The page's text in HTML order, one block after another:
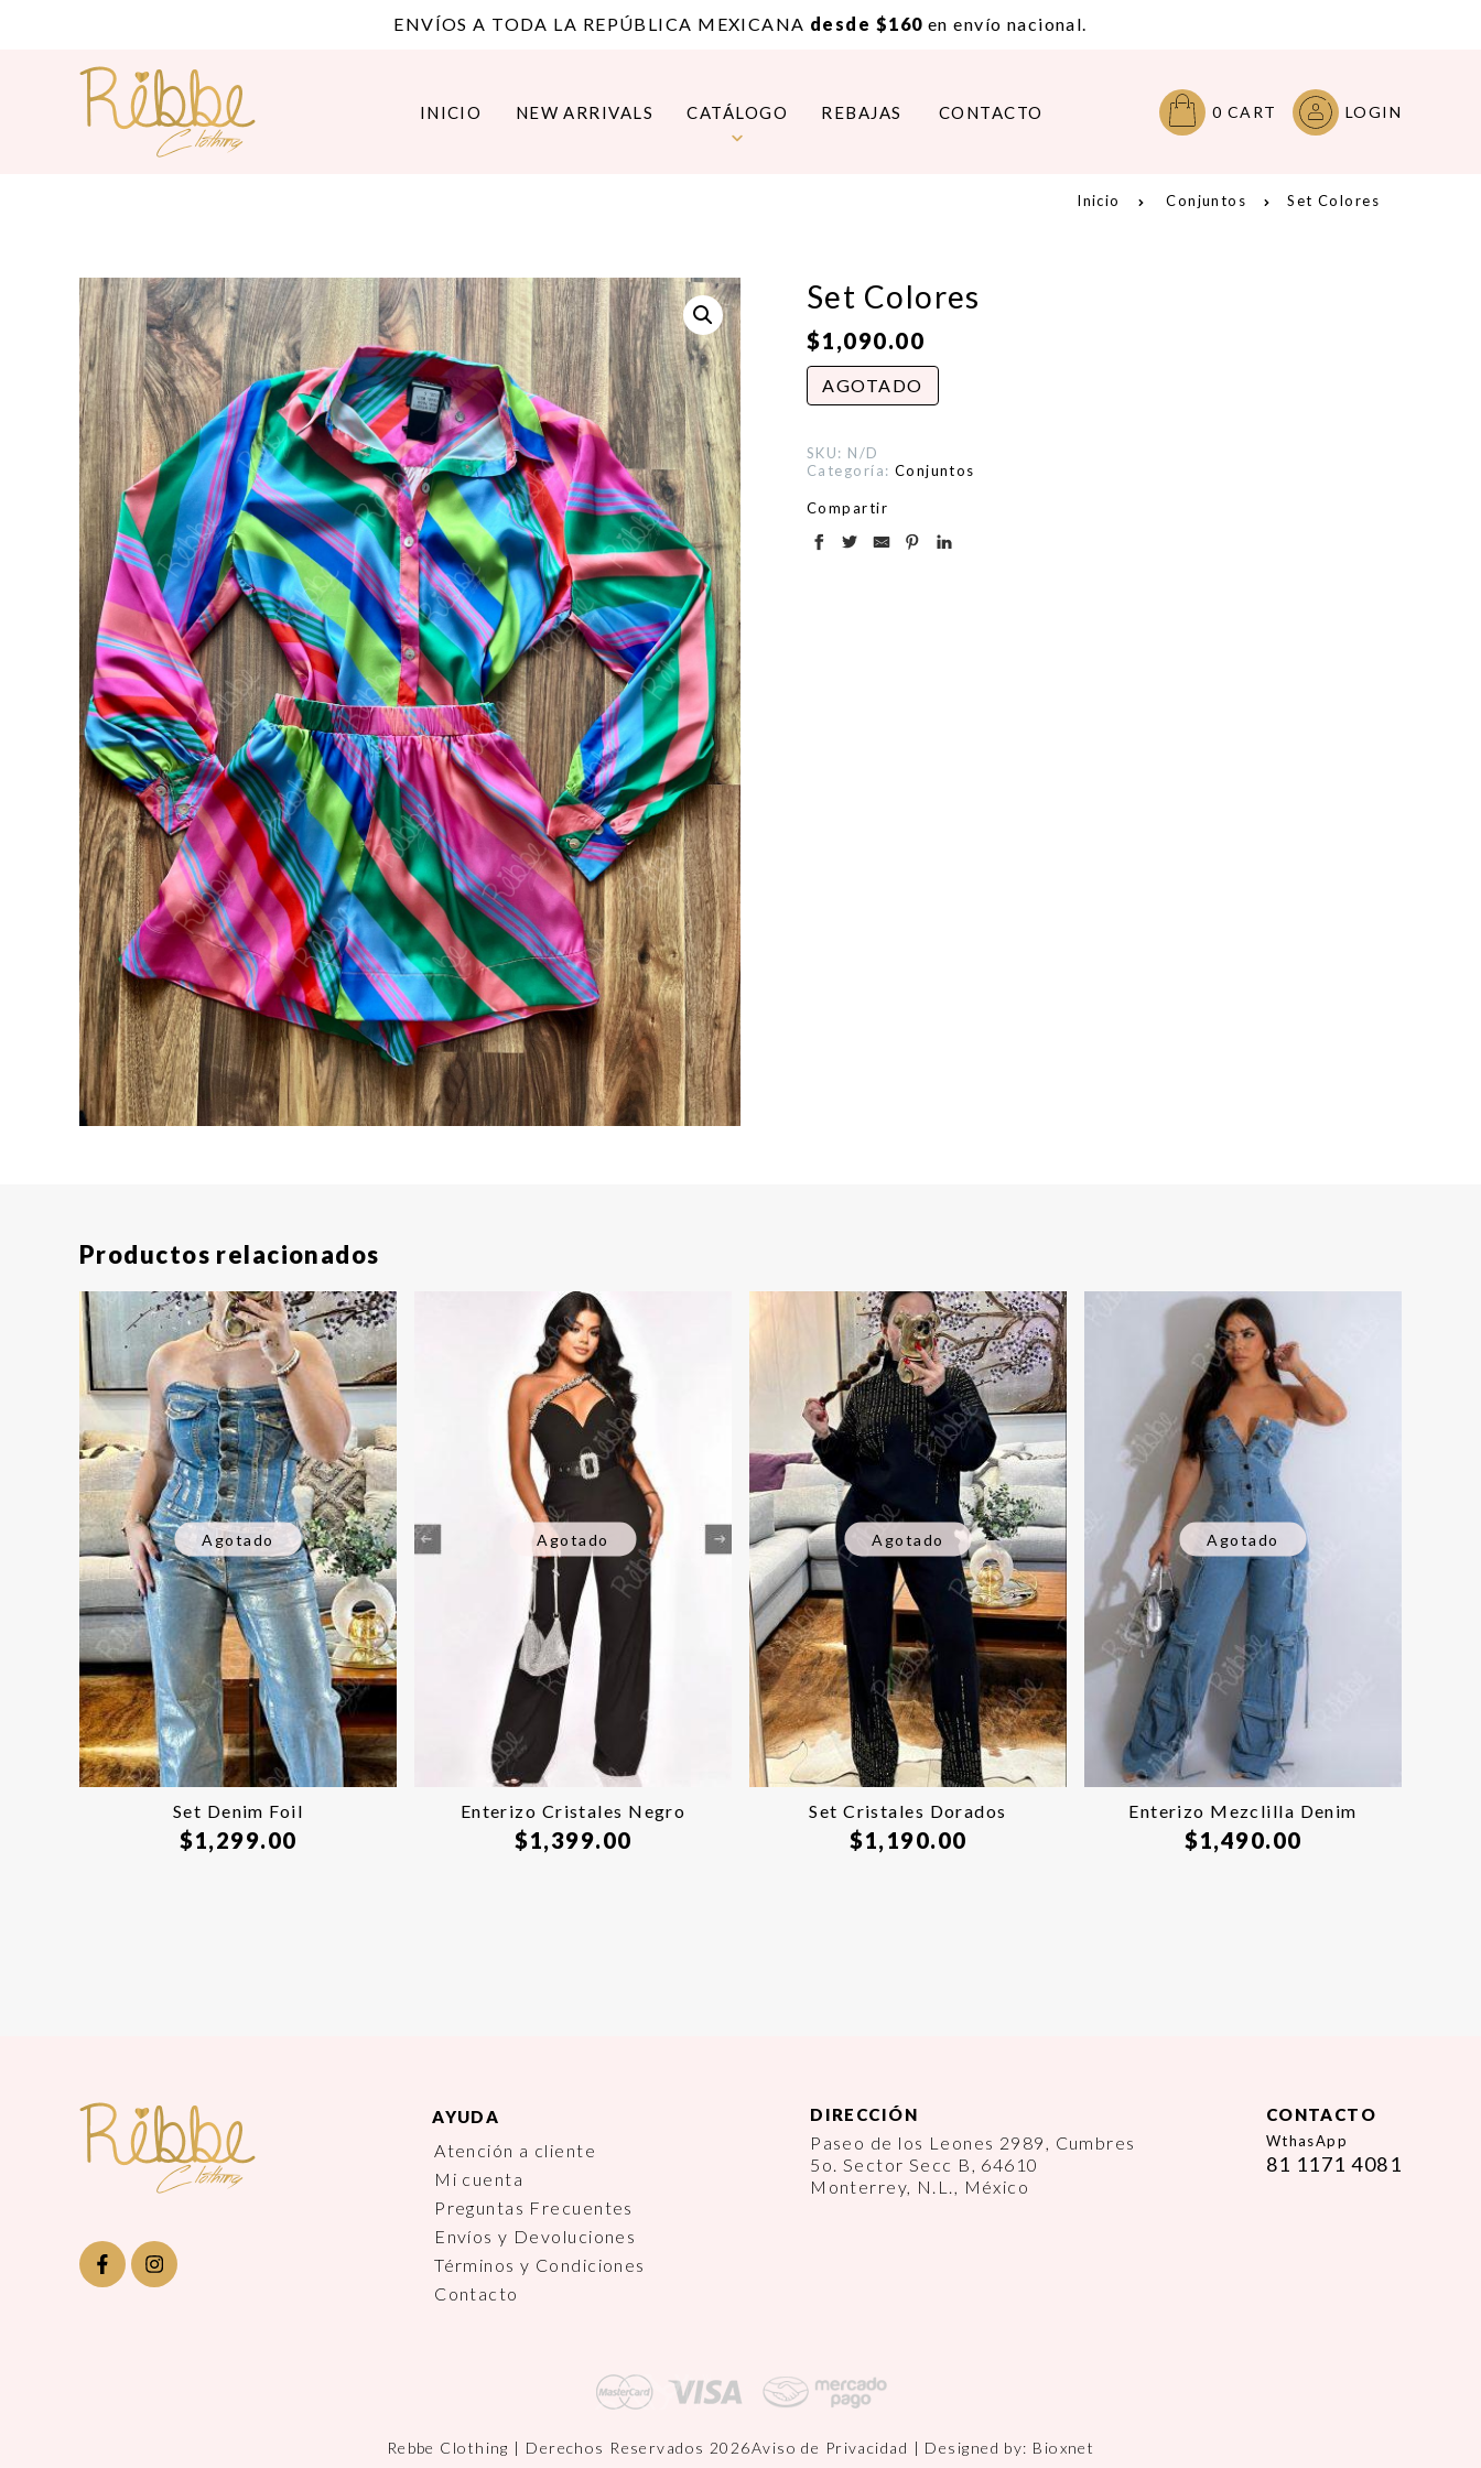
ENVÍOS A TODA LA REPÚBLICA MEXICANA desde $160 en envío nacional.
INICIO NEW ARRIVALS CATÁLOGO REBAJAS CONTACTO 0 CART LOGIN
Inicio Conjuntos Set Colores
Set Colores
$1,090.00
AGOTADO
SKU: N/D
Categoría: Conjuntos
Compartir
Productos relacionados
Agotado
Set Denim Foil
$1,299.00
Agotado
Enterizo Cristales Negro
$1,399.00
Agotado
Set Cristales Dorados
$1,190.00
Agotado
Enterizo Mezclilla Denim
$1,490.00
AYUDA
Atención a cliente
Mi cuenta
Preguntas Frecuentes
Envíos y Devoluciones
Términos y Condiciones
Contacto
DIRECCIÓN
Paseo de los Leones 2989, Cumbres
5o. Sector Secc B, 64610
Monterrey, N.L., México
CONTACTO
WthasApp
81 1171 4081
Rebbe Clothing | Derechos Reservados 2026Aviso de Privacidad | Designed by: Bioxnet